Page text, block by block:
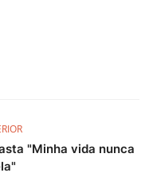
"Minha vida nunca